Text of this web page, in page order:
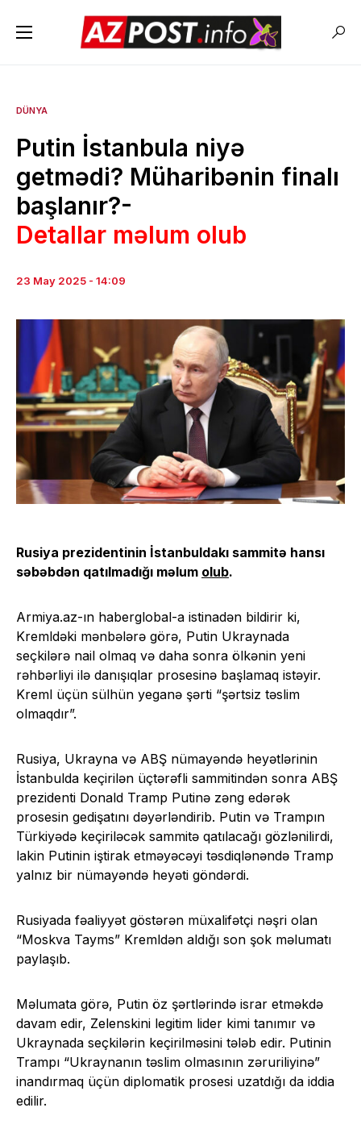
DÜNYA
Putin İstanbula niyə
getmədi? Müharibənin finalı
başlanır?-
Detallar məlum olub
23 May 2025 - 14:09
Rusiya prezidentinin İstanbuldakı sammitə hansı
səbəbdən qatılmadığı məlum olub.
Armiya.az-ın haberglobal-a istinadən bildirir ki,
Kremldəki mənbələrə görə, Putin Ukraynada
seçkilərə nail olmaq və daha sonra ölkənin yeni
rəhbərliyi ilə danışıqlar prosesinə başlamaq istəyir.
Kreml üçün sülhün yeganə şərti “şərtsiz təslim
olmaqdır”.
Rusiya, Ukrayna və ABŞ nümayəndə heyətlərinin
İstanbulda keçirilən üçtərəfli sammitindən sonra ABŞ
prezidenti Donald Tramp Putinə zəng edərək
prosesin gedişatını dəyərləndirib. Putin və Trampın
Türkiyədə keçiriləcək sammitə qatılacağı gözlənilirdi,
lakin Putinin iştirak etməyəcəyi təsdiqlənəndə Tramp
yalnız bir nümayəndə heyəti göndərdi.
Rusiyada fəaliyyət göstərən müxalifətçi nəşri olan
“Moskva Tayms” Kremldən aldığı son şok məlumatı
paylaşıb.
Məlumata görə, Putin öz şərtlərində israr etməkdə
davam edir, Zelenskini legitim lider kimi tanımır və
Ukraynada seçkilərin keçirilməsini tələb edir. Putinin
Trampı “Ukraynanın təslim olmasının zəruriliyinə”
inandırmaq üçün diplomatik prosesi uzatdığı da iddia
edilir.